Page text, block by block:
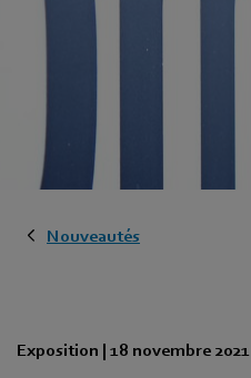
Nouveautés
Exposition | 18 novembre 2021